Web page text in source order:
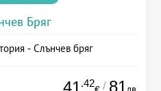
Бряг
- Слънчев бряг
41 .42 / 81